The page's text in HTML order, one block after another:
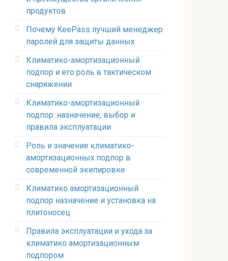
продуктов
Почему KeePass лучший менеджер
паролей для защиты данных
Климатико-амортизационный
подпор и его роль в тактическом
снаряжении
Климатико-амортизационный
подпор: назначение, выбор и
правила эксплуатации
Роль и значение климатико-
амортизационных подпор в
современной экипировке
Климатико амортизационный
подпор назначение и установка на
плитоносец
Правила эксплуатации и ухода за
климатико амортизационным
подпором